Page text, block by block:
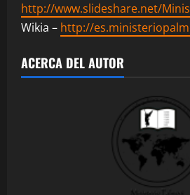
http://www.slideshare.net/
Wikia – http://
ACERCA DEL AUTOR